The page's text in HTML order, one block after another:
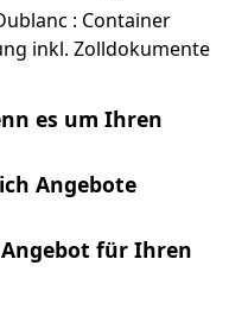
: Container
inkl. Zolldokumente
es um Ihren
Angebote
Angebot für Ihren